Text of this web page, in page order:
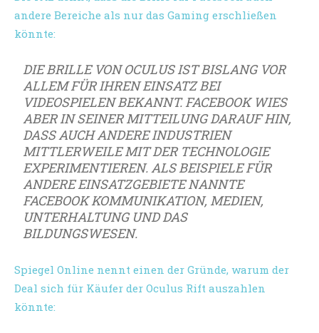
andere Bereiche als nur das Gaming erschließen
könnte:
DIE BRILLE VON OCULUS IST BISLANG VOR
ALLEM FÜR IHREN EINSATZ BEI
VIDEOSPIELEN BEKANNT. FACEBOOK WIES
ABER IN SEINER MITTEILUNG DARAUF HIN,
DASS AUCH ANDERE INDUSTRIEN
MITTLERWEILE MIT DER TECHNOLOGIE
EXPERIMENTIEREN. ALS BEISPIELE FÜR
ANDERE EINSATZGEBIETE NANNTE
FACEBOOK KOMMUNIKATION, MEDIEN,
UNTERHALTUNG UND DAS
BILDUNGSWESEN.
Spiegel Online nennt einen der Gründe, warum der
Deal sich für Käufer der Oculus Rift auszahlen
könnte: